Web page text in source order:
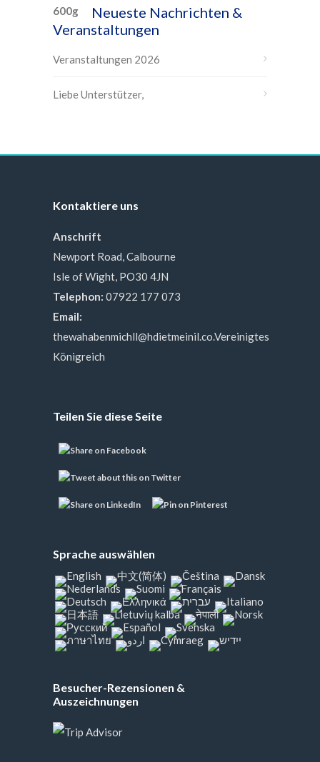
Neueste Nachrichten &
Veranstaltungen
Veranstaltungen 2026
Liebe Unterstützer,
Kontaktiere uns
Anschrift
Newport Road, Calbourne
Isle of Wight, PO30 4JN
Telephon: 07922 177 073
Email:
thewahabenmichll@hdietmeinil.co.Vereinigtes
Königreich
Teilen Sie diese Seite
Sprache auswählen
Besucher-Rezensionen &
Auszeichnungen